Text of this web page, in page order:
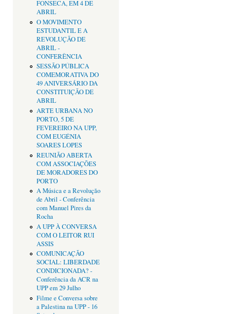
FONSECA, EM 4 DE
ABRIL
O MOVIMENTO
ESTUDANTIL E A
REVOLUÇÃO DE
ABRIL -
CONFERÊNCIA
SESSÃO PÚBLICA
COMEMORATIVA DO
49 ANIVERSÁRIO DA
CONSTITUIÇÃO DE
ABRIL
ARTE URBANA NO
PORTO, 5 DE
FEVEREIRO NA UPP,
COM EUGÉNIA
SOARES LOPES
REUNIÃO ABERTA
COM ASSOCIAÇÕES
DE MORADORES DO
PORTO
A Música e a Revolução
de Abril - Conferência
com Manuel Pires da
Rocha
A UPP À CONVERSA
COM O LEITOR RUI
ASSIS
COMUNICAÇÃO
SOCIAL: LIBERDADE
CONDICIONADA? -
Conferência da ACR na
UPP em 29 Julho
Filme e Conversa sobre
a Palestina na UPP - 16